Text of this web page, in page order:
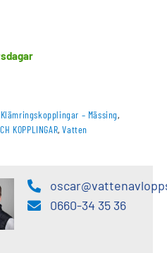
Klämringskopplingar – Mässing,
KOPPLINGAR,Vatten
0660-34 35 36